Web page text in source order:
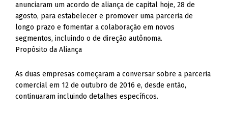
anunciaram um acordo de aliança de capital hoje, 28 de
agosto, para estabelecer e promover uma parceria de
longo prazo e fomentar a colaboração em novos
segmentos, incluindo o de direção autônoma.
Propósito da Aliança
As duas empresas começaram a conversar sobre a parceria
comercial em 12 de outubro de 2016 e, desde então,
continuaram incluindo detalhes específicos.